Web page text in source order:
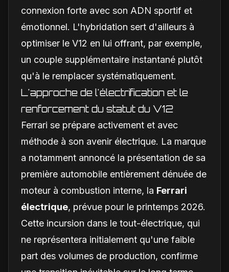
connexion forte avec son ADN sportif et
émotionnel. L'hybridation sert d'ailleurs à
optimiser le V12 en lui offrant, par exemple,
un couple supplémentaire instantané plutôt
qu'à le remplacer systématiquement.
L'approche de l'électrification et le
renforcement du statut du V12
Ferrari se prépare activement et avec
méthode à son avenir électrique. La marque
a notamment annoncé la présentation de sa
première automobile entièrement dénuée de
moteur à combustion interne, la Ferrari
électrique, prévue pour le printemps 2026.
Cette incursion dans le tout-électrique, qui
ne représentera initialement qu'une faible
part des volumes de production, confirme